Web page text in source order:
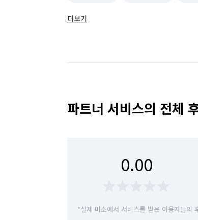
경기 남양주시
경기 화성시 광주 남구 광주 동
서울 송파구 서울 영등포구
더보기
파트너 서비스의 전체
0.00
*실제 미소에서 서비스를 받은 이용자들의